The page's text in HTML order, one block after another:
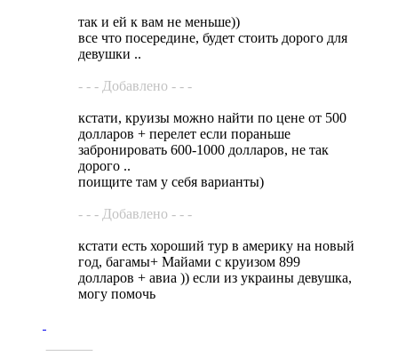
так и ей к вам не меньше))
все что посередине, будет стоить дорого для
девушки ..
- - - Добавлено - - -
кстати, круизы можно найти по цене от 500
долларов + перелет если пораньше
забронировать 600-1000 долларов, не так
дорого ..
поищите там у себя варианты)
- - - Добавлено - - -
кстати есть хороший тур в америку на новый
год, багамы+ Майами с круизом 899
долларов + авиа )) если из украины девушка,
могу помочь